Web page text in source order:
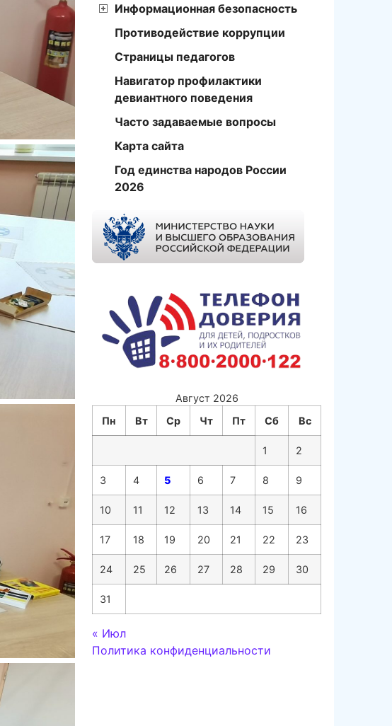
Информационная безопасность
Противодействие коррупции
Страницы педагогов
Навигатор профилактики
девиантного поведения
Часто задаваемые вопросы
Карта сайта
Год единства народов России
2026
Август 2026
Пн
Вт Ср Чт Пт Сб Вс
1 2
3 4 5 6 7 8 9
10 11 12 13 14 15 16
17 18 19 20 21 22 23
24 25 26 27 28 29 30
31
« Июл
Политика конфиденциальности